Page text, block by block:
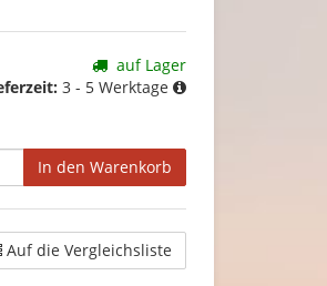
auf Lager
3 - 5 Werktage
In den Warenkorb
Auf die Vergleichsliste